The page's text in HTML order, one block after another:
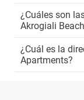
¿Cuáles son
Akrogiali
¿Cuál es la
Apartments?